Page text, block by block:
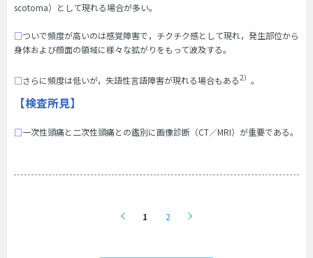
scotoma）として現れる場合が多い。
□ついで頻度が高いのは感覚障害で，チクチク感として現れ，発生部位から
身体および顔面の領域に様々な拡がりをもって波及する。
□さらに頻度は低いが，失語性言語障害が現れる場合もある2） 。
【検査所見】
□一次性頭痛と二次性頭痛との鑑別に画像診断（CT／MRI）が重要である。
1 2